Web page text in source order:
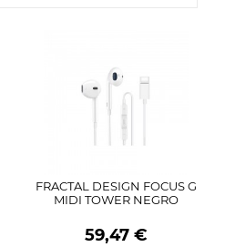
FRACTAL DESIGN FOCUS G
MIDI TOWER NEGRO
Precio
59,47 €